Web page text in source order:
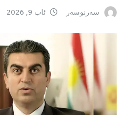
سەرنوسەر ئاب 9, 2026